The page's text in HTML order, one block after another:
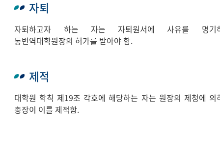
자퇴
자퇴하고자 하는 자는 자퇴원서에 사유를 명기
통번역대학원장의 허가를 받아야 함.
제적
대학원 학칙 제19조 각호에 해당하는 자는 원장의 제청에 의
총장이 이를 제적함.